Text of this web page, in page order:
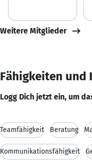
Weitere Mitglieder
Fähigkeiten und
Logg Dich jetzt ein, um
Teamfähigkeit Beratung
Kommunikationsfähigkeit